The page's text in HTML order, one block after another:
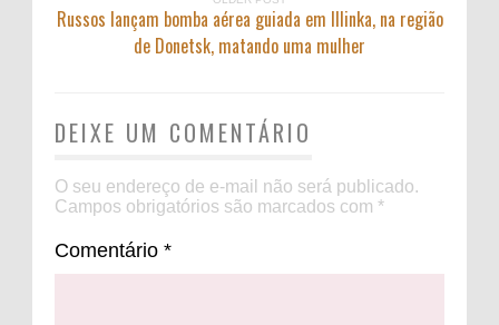
Russos lançam bomba aérea guiada em Illinka, na região
de Donetsk, matando uma mulher
DEIXE UM COMENTÁRIO
O seu endereço de e-mail não será publicado.
Campos obrigatórios são marcados com *
Comentário *